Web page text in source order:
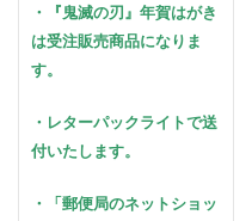
・『鬼滅の刃』年賀はがき
は受注販売商品になりま
す。
・レターパックライトで送
付いたします。
・「郵便局のネットショッ